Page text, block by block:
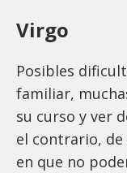
Virgo
Posibles
familiar,
su curso y ver
el contrario, de
en que no